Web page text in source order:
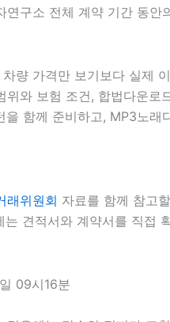
구소 전체 계약 기간 동
량 가격만 보기보다 실제
와 보험 조건, 합법다운
함께 준비하고, MP3노
래위원회 자료를 함께 참고
견적서와 계약서를 직
09시16분